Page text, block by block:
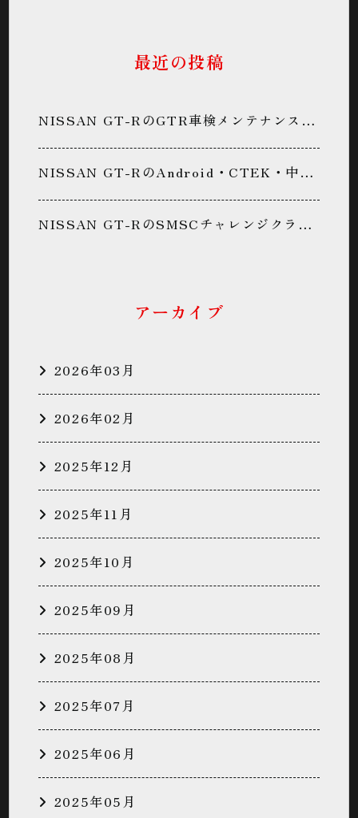
最近の投稿
NISSAN GT-RのGTR車検メンテナンス・下回り防錆処置・防錆コーティング・GR6ミッションメンテナンス・パン君に関するカスタム事例
NISSAN GT-RのAndroid・CTEK・中期GT-R・中嶋ワークス・パン君に関するカスタム事例
NISSAN GT-RのSMSCチャレンジクラブ・サーキットデビュー・鈴鹿サーキット・同乗走行・パン君に関するカスタム事例
アーカイブ
2026年03月
2026年02月
2025年12月
2025年11月
2025年10月
2025年09月
2025年08月
2025年07月
2025年06月
2025年05月